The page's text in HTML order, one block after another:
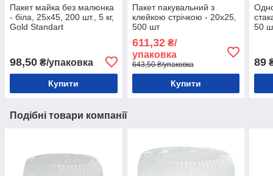
Пакет майка без малюнка
- біла, 25x45, 200 шт., 5 кг,
Gold Standart
98,50 ₴/упаковка
Купити
Пакет пакувальний з
клейкою стрічкою - 20х25,
500 шт
611,32₴/
упаковка
643,50 ₴/упаковка
Купити
50
89
Подібні товари компанії